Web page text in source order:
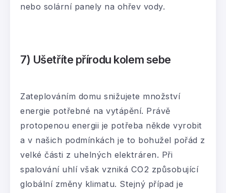
nebo solární panely na ohřev vody.
7) Ušetříte přírodu kolem sebe
Zateplováním domu snižujete množství
energie potřebné na vytápění. Právě
protopenou energii je potřeba někde vyrobit
a v našich podmínkách je to bohužel pořád z
velké části z uhelných elektráren. Při
spalování uhlí však vzniká CO2 způsobující
globální změny klimatu. Stejný případ je